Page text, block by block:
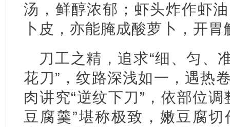
汤，鲜醇浓郁；虾头炸作虾
卜皮，亦能腌成酸萝卜，开胃
刀工之精，追求“细、匀、
花刀”，纹路深浅如一，遇热
肉讲究“逆纹下刀”，依部位
豆腐羹”堪称极致，嫩豆腐